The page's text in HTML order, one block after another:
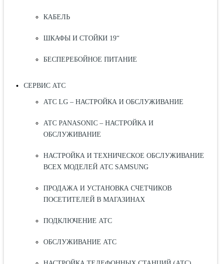
КАБЕЛЬ
ШКАФЫ И СТОЙКИ 19“
БЕСПЕРЕБОЙНОЕ ПИТАНИЕ
СЕРВИС АТС
АТС LG – НАСТРОЙКА И ОБСЛУЖИВАНИЕ
АТС PANASONIC – НАСТРОЙКА И
ОБСЛУЖИВАНИЕ
НАСТРОЙКА И ТЕХНИЧЕСКОЕ ОБСЛУЖИВАНИЕ
ВСЕХ МОДЕЛЕЙ АТС SAMSUNG
ПРОДАЖА И УСТАНОВКА СЧЕТЧИКОВ
ПОСЕТИТЕЛЕЙ В МАГАЗИНАХ
ПОДКЛЮЧЕНИЕ АТС
ОБСЛУЖИВАНИЕ АТС